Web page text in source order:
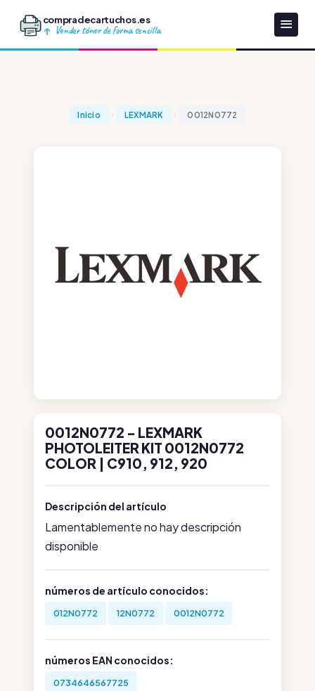
compradecartuchos.es
Vender tóner de forma sencilla
Inicio LEXMARK 0012N0772
0012N0772 - LEXMARK
PHOTOLEITER KIT 0012N0772
COLOR | C910, 912, 920
Descripción del artículo
Lamentablemente no hay descripción
disponible
números de artículo conocidos:
012N0772 12N0772 0012N0772
números EAN conocidos:
0734646567725